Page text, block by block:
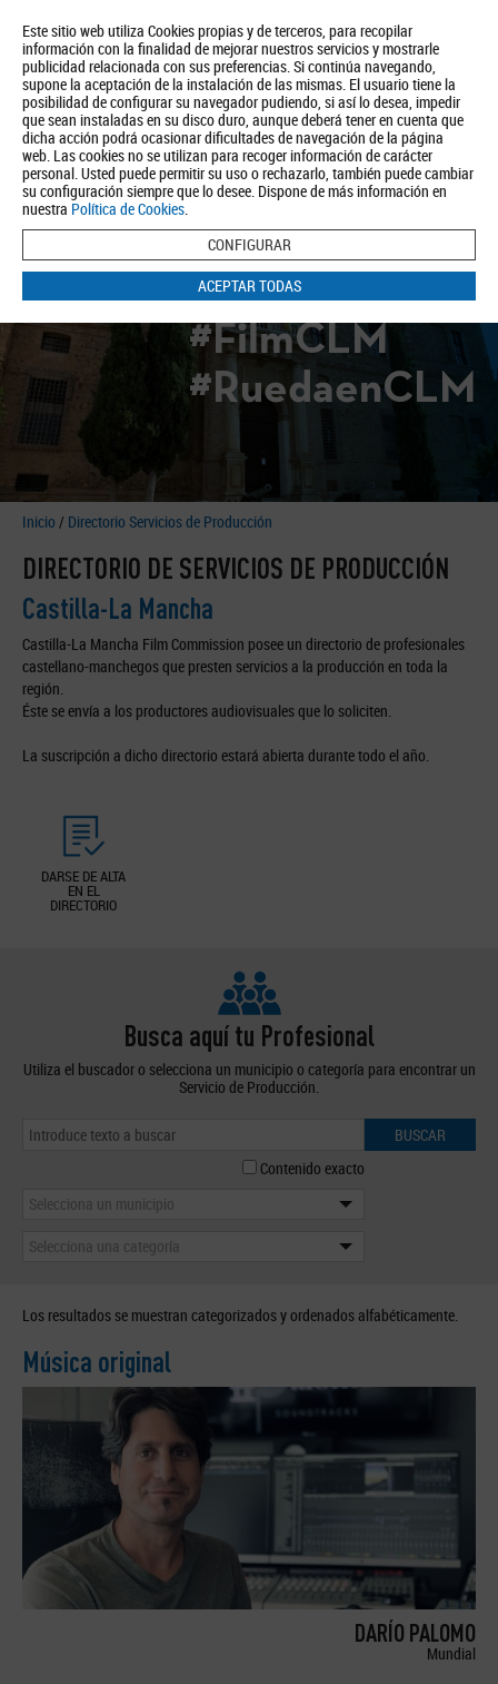
Este sitio web utiliza Cookies propias y de terceros, para recopilar
información con la finalidad de mejorar nuestros servicios y mostrarle
publicidad relacionada con sus preferencias. Si continúa navegando,
supone la aceptación de la instalación de las mismas. El usuario tiene la
posibilidad de configurar su navegador pudiendo, si así lo desea, impedir
que sean instaladas en su disco duro, aunque deberá tener en cuenta que
dicha acción podrá ocasionar dificultades de navegación de la página
web. Las cookies no se utilizan para recoger información de carácter
personal. Usted puede permitir su uso o rechazarlo, también puede cambiar
su configuración siempre que lo desee. Dispone de más información en
nuestra Política de Cookies.
CONFIGURAR
ACEPTAR TODAS
Quiénes somos Turismo Política de Privacidad Aviso Legal
Política de Cookies
BUSCAR
#FilmCLM
#RuedaenCLM
Inicio / Directorio Servicios de Producción
DIRECTORIO DE SERVICIOS DE PRODUCCIÓN
Castilla-La Mancha
Castilla-La Mancha Film Commission posee un directorio de profesionales
castellano-manchegos que presten servicios a la producción en toda la
región.
Éste se envía a los productores audiovisuales que lo soliciten.
La suscripción a dicho directorio estará abierta durante todo el año.
DARSE DE ALTA
EN EL
DIRECTORIO
Busca aquí tu Profesional
Utiliza el buscador o selecciona un municipio o categoría para encontrar un
Servicio de Producción.
BUSCAR
Contenido exacto
Selecciona un municipio
Selecciona una categoría
Los resultados se muestran categorizados y ordenados alfabéticamente.
Música original
DARÍO PALOMO
Mundial